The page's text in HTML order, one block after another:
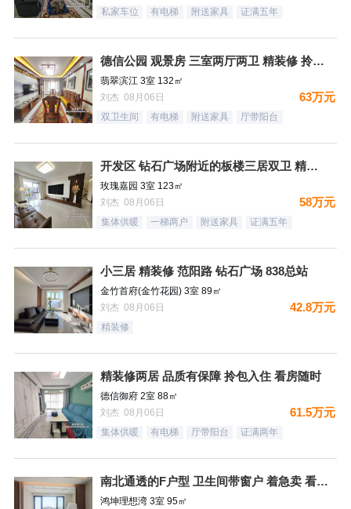
私家车位 有电梯 附送家具 证满五年
德信公园 观景房 三室两厅两卫 精装修 拎包入住
翡翠滨江 3室 132㎡
刘杰 08月06日
63万元
双卫生间 有电梯 附送家具 厅带阳台
开发区 钻石广场附近的板楼三居双卫 精装未住
玫瑰嘉园 3室 123㎡
刘杰 08月06日
58万元
集体供暖 一梯两户 附送家具 证满五年
小三居 精装修 范阳路 钻石广场 838总站
金竹首府(金竹花园) 3室 89㎡
刘杰 08月06日
42.8万元
精装修
精装修两居 品质有保障 拎包入住 看房随时
德信御府 2室 88㎡
刘杰 08月06日
61.5万元
集体供暖 有电梯 厅带阳台 证满两年
南北通透的F户型 卫生间带窗户 着急卖 看房随时
鸿坤理想湾 3室 95㎡